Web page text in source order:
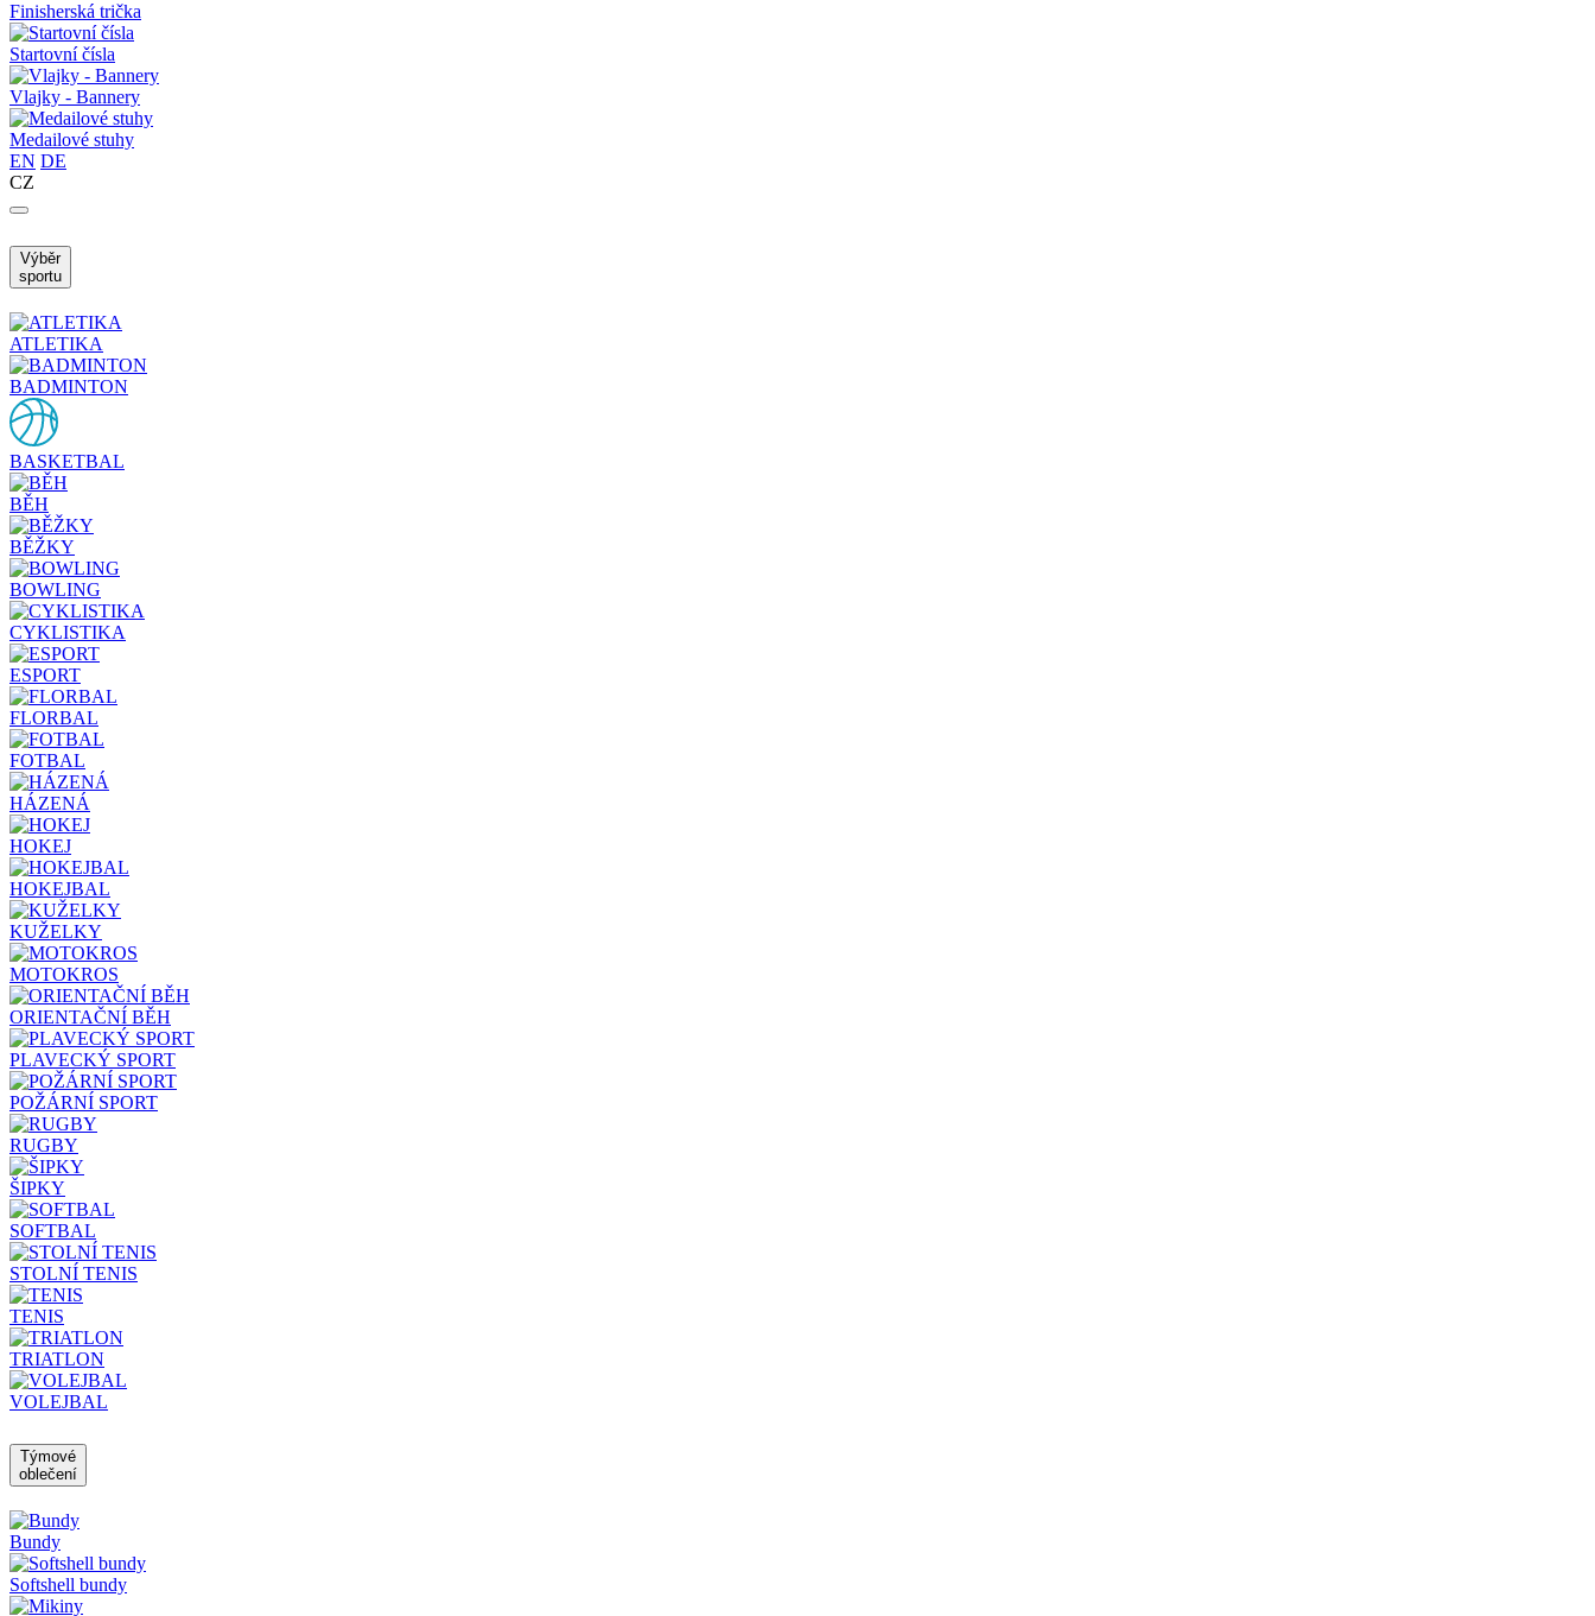
Finisherská trička
Startovní čísla
Vlajky - Bannery
Medailové stuhy
EN DE
CZ
Výběr
sportu
ATLETIKA
BADMINTON
BASKETBAL
BĚH
BĚŽKY
BOWLING
CYKLISTIKA
ESPORT
FLORBAL
FOTBAL
HÁZENÁ
HOKEJ
HOKEJBAL
KUŽELKY
MOTOKROS
ORIENTAČNÍ BĚH
PLAVECKÝ SPORT
POŽÁRNÍ SPORT
RUGBY
ŠIPKY
SOFTBAL
STOLNÍ TENIS
TENIS
TRIATLON
VOLEJBAL
Týmové
oblečení
Bundy
Softshell bundy